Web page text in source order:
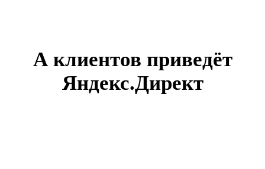
А клиентов приведёт
Яндекс.Директ